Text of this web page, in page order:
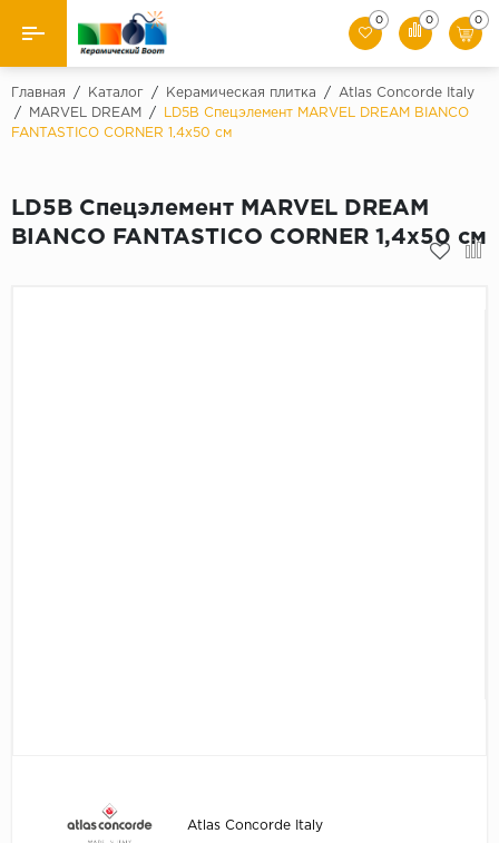
Назад
Производители
Керамогранит
0 0 0
Главная / Каталог / Керамическая плитка /
Atlas Concorde Italy
/
MARVEL DREAM /
LD5B Спецэлемент MARVEL DREAM BIANCO
FANTASTICO CORNER 1,4x50 см
LD5B Спецэлемент MARVEL DREAM
BIANCO FANTASTICO CORNER 1,4x50 см
Atlas Concorde Italy